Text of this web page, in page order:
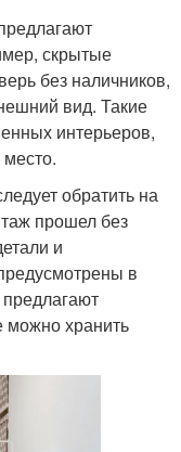
скрытые
без наличников,
вид. Такие
интерьеров,
обратить на
прошел без
и
в
можно хранить